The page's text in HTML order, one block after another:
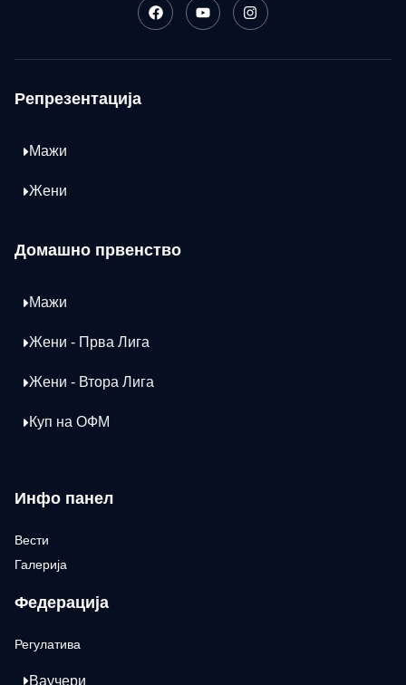
Репрезентација
Мажи
Жени
Домашно првенство
Мажи
Жени - Прва Лига
Жени - Втора Лига
Куп на ОФМ
Инфо панел
Вести
Галерија
Федерација
Регулатива
Ваучери